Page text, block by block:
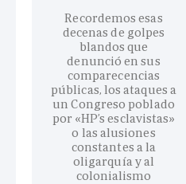
Recordemos esas
decenas de golpes
blandos que
denunció en sus
comparecencias
públicas, los ataques a
un Congreso poblado
por «HP’s esclavistas»
o las alusiones
constantes a la
oligarquía y al
colonialismo